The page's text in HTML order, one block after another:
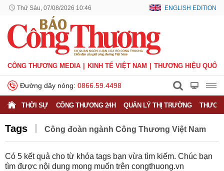
Thứ Sáu, 07/08/2026 10:46 ENGLISH EDITION
CÔNG THƯƠNG MEDIA KINH TẾ VIỆT NAM THƯƠNG HIỆU QUỐC
Đường dây nóng: 0866.59.4498
THỜI SỰ CÔNG THƯƠNG 24H QUẢN LÝ THỊ TRƯỜNG
Tags Công đoàn ngành Công Thương Việt Nam
Có 5 kết quả cho từ khóa tags bạn vừa tìm kiếm. Chúc bạn
tìm được nội dung mong muốn trên congthuong.vn